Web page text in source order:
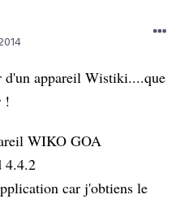
d'un appareil Wistiki....que
!
WIKO GOA
4.4.2
car j'obtiens le